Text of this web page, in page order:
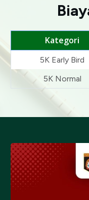
Kategori
5K Early Bird
5K Normal